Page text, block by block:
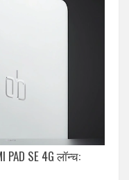
PAD SE 4G लॉन्च: